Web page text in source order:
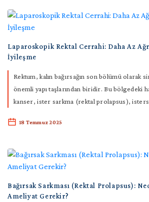
Laparoskopik Rektal Cerrahi: Daha Az
İyileşme
Rektum, kalın bağırsağın son bölümü olarak
önemli yapı taşlarından biridir. Bu bölgedeki
kanser, ister sarkma (rektal prolapsus),
18 Temmuz 2025
Bağırsak Sarkması (Rektal Prolapsus):
Ameliyat Gerekir?